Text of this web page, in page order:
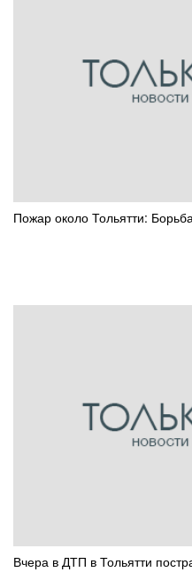
Пожар около Тольятти:
Вчера в ДТП в Тольятти